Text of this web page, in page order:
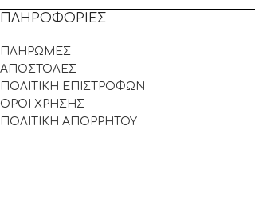
ΠΛΗΡΟΦΟΡΙΕΣ
ΠΛΗΡΩΜΕΣ
ΑΠΟΣΤΟΛΕΣ
ΠΟΛΙΤΙΚΗ ΕΠΙΣΤΡΟΦΩΝ
ΟΡΟΙ ΧΡΗΣΗΣ
ΠΟΛΙΤΙΚΗ ΑΠΟΡΡΗΤΟΥ